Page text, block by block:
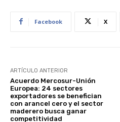
Facebook X
ARTÍCULO ANTERIOR
Acuerdo Mercosur-Unión
Europea: 24 sectores
exportadores se benefician
con arancel cero y el sector
maderero busca ganar
competitividad